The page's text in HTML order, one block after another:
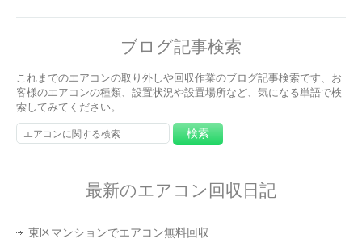
ブログ記事検索
これまでのエアコンの取り外しや回収作業のブログ記事検索です、お
客様のエアコンの種類、設置状況や設置場所など、気になる単語で検
索してみてください。
最新のエアコン回収日記
東区マンションでエアコン無料回収